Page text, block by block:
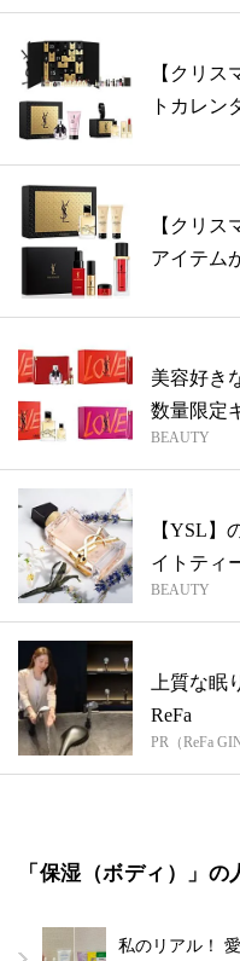
【クリス
トカレン
【クリス
アイテム
美容好き
数量限定
BEAUTY
【YSL】
イトティ
誕...
BEAUTY
上質な眠
ReFa
PR（ReFa
「保湿（ボディ）」の
私のリアル！